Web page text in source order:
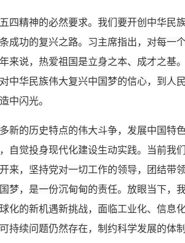
四精神的必然要求。我们要开创中华民
成功的复兴之路。习主席指出，对每一
来说，热爱祖国是立身之本、成才之基
中华民族伟大复兴中国梦的信心，到人
中闪光。
新的历史特点的伟大斗争，发展中国特
自觉投身现代化建设生动实践。当前我
来，坚持党对一切工作的领导，团结带
梦，是一份沉甸甸的责任。放眼当下，
化的新机遇新挑战，面临工业化、信息
持续问题仍然存在，制约科学发展的体